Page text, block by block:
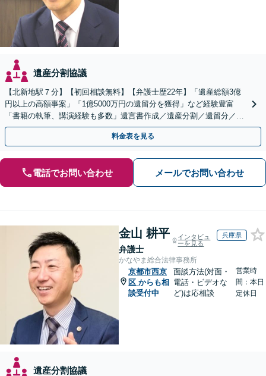
遺産分割協議
【北新地駅７分】【初回相談無料】【弁護士歴22年】「遺産総額3億
円以上の高額事案」「1億5000万円の遺留分を獲得」など経験豊富
「書籍の執筆、講演経験も多数」遺言書作成／遺産分割／遺留分／相
続放棄など【休日・夜間面談可】【完全個室対応】
料金表を見る
電話でお問い合わせ メールでお問い合わせ
金山 耕平
弁護士
インタビュ
ーを見る
兵庫県
かなやま総合法律事務所
京都市西京
区 からも相
談受付中
面談方法(対面・
電話・ビデオな
ど)は応相談
営業時
間：本日
定休日
遺産分割協議